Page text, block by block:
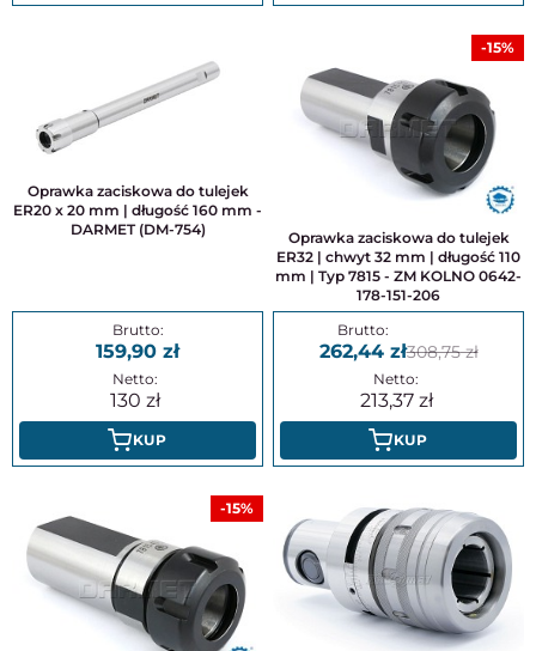
Oprawka zaciskowa do tulejek
ER20 x 20 mm | długość 160 mm -
DARMET (DM-754)
159,90
130
KUP
-15%
Oprawka zaciskowa do tulejek
ER32 | chwyt 32 mm | długość 110
mm | Typ 7815 - ZM KOLNO 0642-
178-151-206
262,44 308,75
213,37
KUP
-15%